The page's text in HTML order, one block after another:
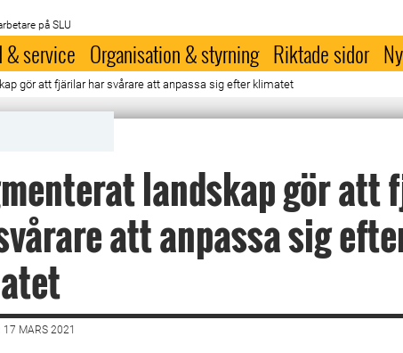
på SLU
& service Organisation & styrning Riktade sidor
gör att fjärilar har svårare att anpassa sig efter klimatet
landskap gör
att anpassa sig
17 MARS 2021